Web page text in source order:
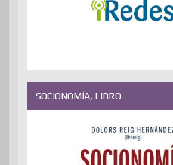
SOCIONOMÍA, LIBRO